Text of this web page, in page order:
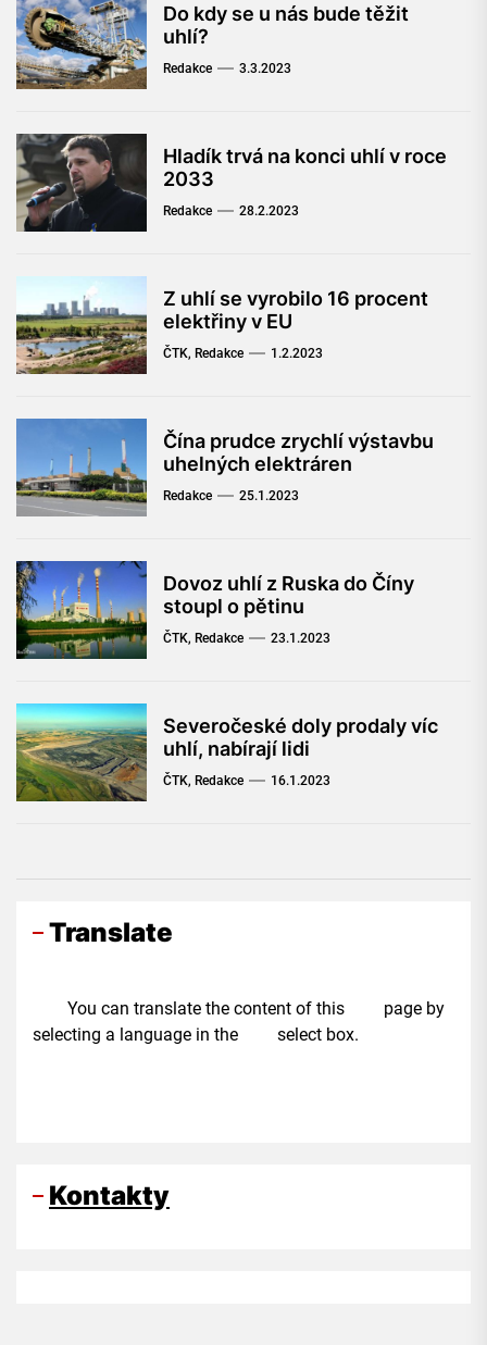
Do kdy se u nás bude těžit
uhlí?
Redakce 3.3.2023
Hladík trvá na konci uhlí v roce
2033
Redakce 28.2.2023
Z uhlí se vyrobilo 16 procent
elektřiny v EU
ČTK, Redakce 1.2.2023
Čína prudce zrychlí výstavbu
uhelných elektráren
Redakce 25.1.2023
Dovoz uhlí z Ruska do Číny
stoupl o pětinu
ČTK, Redakce 23.1.2023
Severočeské doly prodaly víc
uhlí, nabírají lidi
ČTK, Redakce 16.1.2023
Translate
You can translate the content of this page by
selecting a language in the select box.
Kontakty